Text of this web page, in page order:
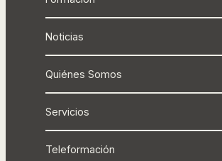
Noticias
Quiénes Somos
Servicios
Teleformación